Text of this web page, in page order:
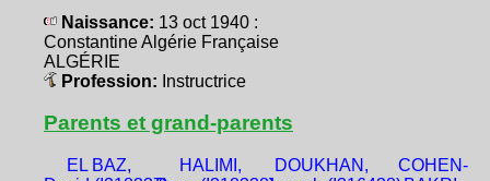
Naissance: 13 oct 1940 :
Constantine Algérie Française
ALGÉRIE
Profession: Instructrice
Parents et grand-parents
EL BAZ,
HALIMI,
DOUKHAN,
COHEN-